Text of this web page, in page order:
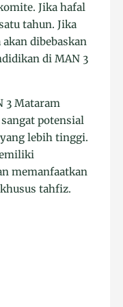
Jika hafal
tahun. Jika
dibebaskan
di MAN 3
3 Mataram
potensial
lebih tinggi.
memanfaatkan
tahfiz.